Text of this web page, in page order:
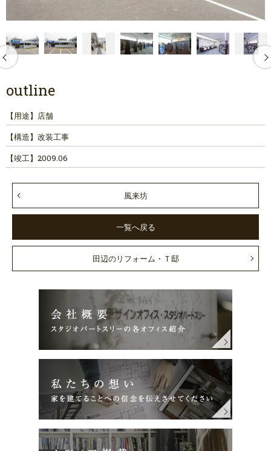
outline
【用途】 店舗
【構造】 改装工事
【竣工】 2009.06
風来坊
一覧へ戻る
田辺のリフォーム・Ｔ邸